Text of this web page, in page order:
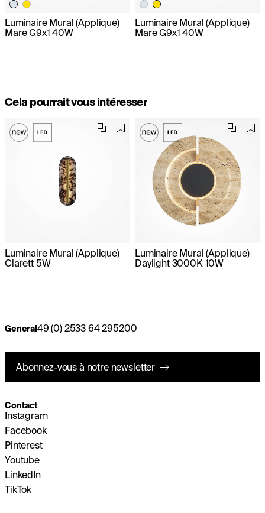
Luminaire Mural (Applique)
Mare G9x1 40W
Luminaire Mural (Applique)
Mare G9x1 40W
Cela pourrait vous intéresser
Luminaire Mural (Applique)
Clarett 5W
Luminaire Mural (Applique)
Daylight 3000K 10W
General 49 (0) 2533 64 295200
Abonnez-vous à notre newsletter
Contact
Instagram
Facebook
Pinterest
Youtube
LinkedIn
TikTok